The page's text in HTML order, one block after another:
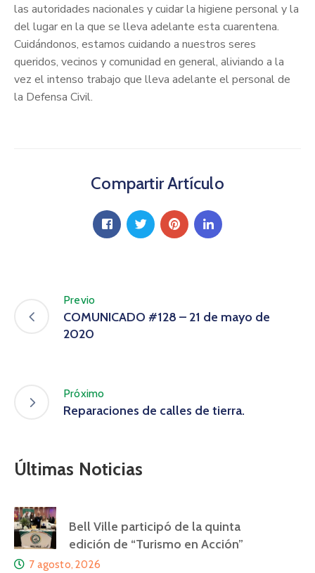
las autoridades nacionales y cuidar la higiene personal y la
del lugar en la que se lleva adelante esta cuarentena.
Cuidándonos, estamos cuidando a nuestros seres
queridos, vecinos y comunidad en general, aliviando a la
vez el intenso trabajo que lleva adelante el personal de
la Defensa Civil.
Compartir Artículo
Previo
COMUNICADO #128 – 21 de mayo de
2020
Próximo
Reparaciones de calles de tierra.
Últimas Noticias
Bell Ville participó de la quinta
edición de “Turismo en Acción”
7 agosto, 2026